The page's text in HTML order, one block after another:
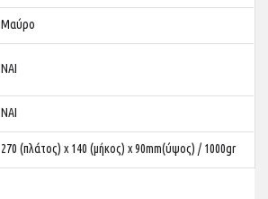
Μαύρο
ΝΑΙ
ΝΑΙ
270 (πλάτος) x 140 (μήκος) x 90mm(ύψος) / 1000gr